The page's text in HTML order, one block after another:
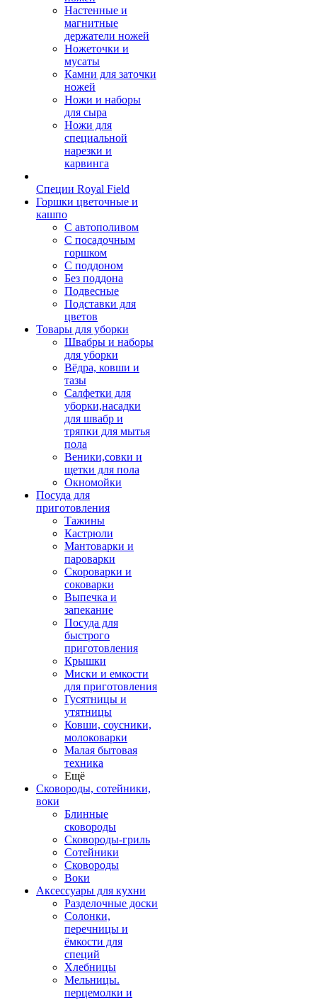
Настенные и
магнитные
держатели ножей
Ножеточки и
мусаты
Камни для заточки
ножей
Ножи и наборы
для сыра
Ножи для
специальной
нарезки и
карвинга
Специи Royal Field
Горшки цветочные и
кашпо
С автополивом
С посадочным
горшком
С поддоном
Без поддона
Подвесные
Подставки для
цветов
Товары для уборки
Швабры и наборы
для уборки
Вёдра, ковши и
тазы
Салфетки для
уборки,насадки
для швабр и
тряпки для мытья
пола
Веники,совки и
щетки для пола
Окномойки
Посуда для
приготовления
Тажины
Кастрюли
Мантоварки и
пароварки
Скороварки и
соковарки
Выпечка и
запекание
Посуда для
быстрого
приготовления
Крышки
Миски и емкости
для приготовления
Гусятницы и
утятницы
Ковши, соусники,
молоковарки
Малая бытовая
техника
Ещё
Сковороды, сотейники,
воки
Блинные
сковороды
Сковороды-гриль
Сотейники
Сковороды
Воки
Аксессуары для кухни
Разделочные доски
Солонки,
перечницы и
ёмкости для
специй
Хлебницы
Мельницы.
перцемолки и